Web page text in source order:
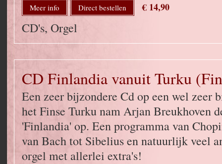
Meer info Direct bestellen € 14,90
CD's, Orgel
CD Finlandia vanuit Turku
Een zeer bijzondere Cd op een wel zeer
het Finse Turku nam Arjan Breukhoven
'Finlandia' op. Een programma van
van Bach tot Sibelius en natuurlijk veel
orgel met allerlei extra's!